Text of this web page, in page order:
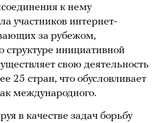
к нему
участников интернет-
за рубежом,
структуре инициативной
свою деятельность
25 стран, что обусловливает
международного.
в качестве задач борьбу